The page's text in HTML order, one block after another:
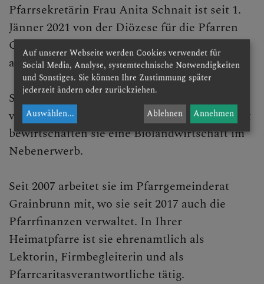
Pfarrsekretärin Frau Anita Schnait ist seit 1.
Jänner 2021 von der Diözese für die Pfarren
Grainbrunn, Sallingberg und Großreinprechts
angestellt.
Sie wohnt in Moniholz, ist mit Johann
verheiratet und Mutter von vier Kindern. Dort
bewirtschaften sie eine Biolandwirtschaft im
Nebenerwerb.
Seit 2007 arbeitet sie im Pfarrgemeinderat
Grainbrunn mit, wo sie seit 2017 auch die
Pfarrfinanzen verwaltet. In Ihrer
Heimatpfarre ist sie ehrenamtlich als
Lektorin, Firmbegleiterin und als
Pfarrcaritasverantwortliche tätig.
Auf unserer Webseite werden Cookies verwendet für
Social Media, Analyse, systemtechnische Notwendigkeiten
und Sonstiges. Sie können Ihre Zustimmung später
jederzeit ändern oder zurückziehen.
Auswählen... Ablehnen Annehmen